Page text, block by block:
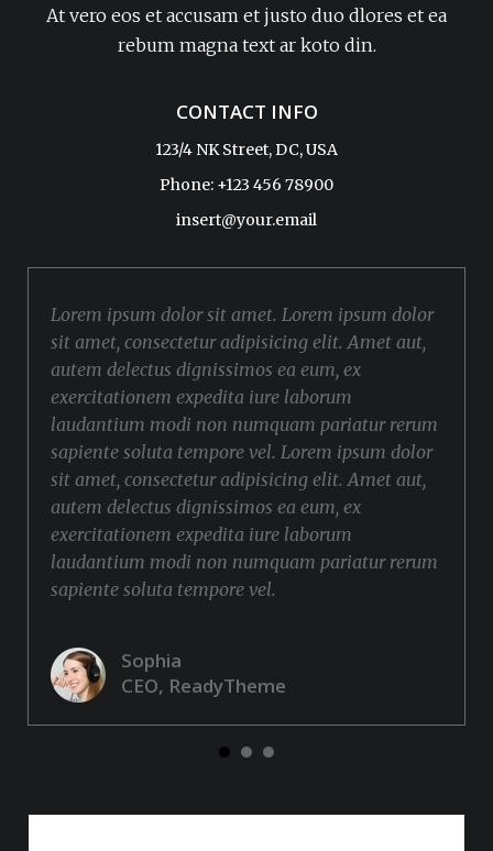
At vero eos et accusam et justo duo dlores et ea
rebum magna text ar koto din.
CONTACT INFO
123/4 NK Street, DC, USA
Phone: +123 456 78900
insert@your.email
Lorem ipsum dolor sit amet. Lorem ipsum dolor
sit amet, consectetur adipisicing elit. Amet aut,
autem delectus dignissimos ea eum, ex
exercitationem expedita iure laborum
laudantium modi non numquam pariatur rerum
sapiente soluta tempore vel. Lorem ipsum dolor
sit amet, consectetur adipisicing elit. Amet aut,
autem delectus dignissimos ea eum, ex
exercitationem expedita iure laborum
laudantium modi non numquam pariatur rerum
sapiente soluta tempore vel.
Sophia
CEO, ReadyTheme